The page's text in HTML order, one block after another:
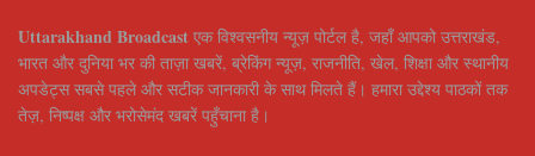
Uttarakhand Broadcast एक विश्वसनीय न्यूज़ पोर्टल है, जहाँ आपको उत्तराखंड,
भारत और दुनिया भर की ताज़ा खबरें, ब्रेकिंग न्यूज़, राजनीति, खेल, शिक्षा और स्थानीय
अपडेट्स सबसे पहले और सटीक जानकारी के साथ मिलते हैं। हमारा उद्देश्य पाठकों तक
तेज़, निष्पक्ष और भरोसेमंद खबरें पहुँचाना है।